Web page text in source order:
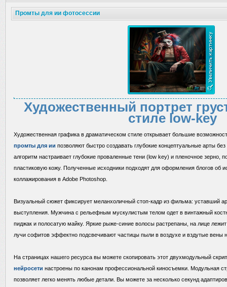
Промты для ии фотосессии
Художественный портрет
стиле low-key
Художественная графика в драматическом стиле открывает большие
промты для ии позволяют быстро создавать глубокие концептуальные арты
алгоритм настраивает глубокие проваленные тени (low key) и пленочное зерно,
пластиковую кожу. Полученные исходники подходят для оформления блогов об
коллажирования в Adobe Photoshop.
Визуальный сюжет фиксирует меланхоличный стоп-кадр из фильма: уставший
выступления. Мужчина с рельефным мускулистым телом одет в винтажный
пиджак и полосатую майку. Яркие рыже-синие волосы растрепаны, на лице
лучи софитов эффектно подсвечивают частицы пыли в воздухе и вздутые вены
На страницах нашего ресурса вы можете скопировать этот двухмодульный
нейросети настроены по канонам профессиональной киносъемки. Модульная
позволяет легко менять любые детали. Вы можете за несколько секунд